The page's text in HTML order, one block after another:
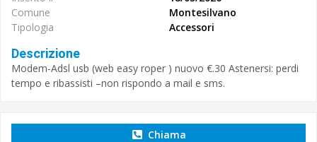
Comune
Montesilvano
Tipologia
Accessori
Descrizione
Modem-Adsl usb (web easy roper ) nuovo €.30 Astenersi: perdi
tempo e ribassisti –non rispondo a mail e sms.
Chiama